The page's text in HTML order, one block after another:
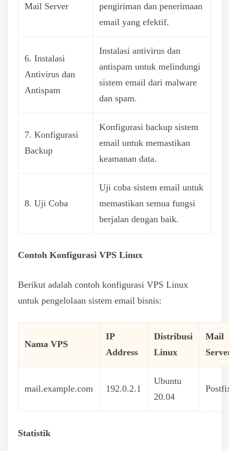
Mail Server
pengiriman dan penerimaan
email yang efektif.
6. Instalasi
Antivirus dan
Antispam
Instalasi antivirus dan
antispam untuk melindungi
sistem email dari malware
dan spam.
7. Konfigurasi
Backup
Konfigurasi backup sistem
email untuk memastikan
keamanan data.
8. Uji Coba
Uji coba sistem email untuk
memastikan semua fungsi
berjalan dengan baik.
Contoh Konfigurasi VPS Linux
Berikut adalah contoh konfigurasi VPS Linux
untuk pengelolaan sistem email bisnis:
Nama VPS
IP
Address
Distribusi
Linux
Mail
mail.example.com 192.0.2.1
Ubuntu
20.04
Statistik